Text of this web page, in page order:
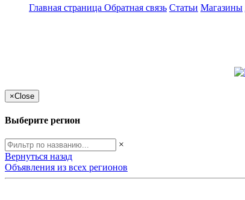
Главная страница Обратная связь Статьи Магазины
×Close
Выберите регион
×
Вернуться назад
Объявления из всех регионов